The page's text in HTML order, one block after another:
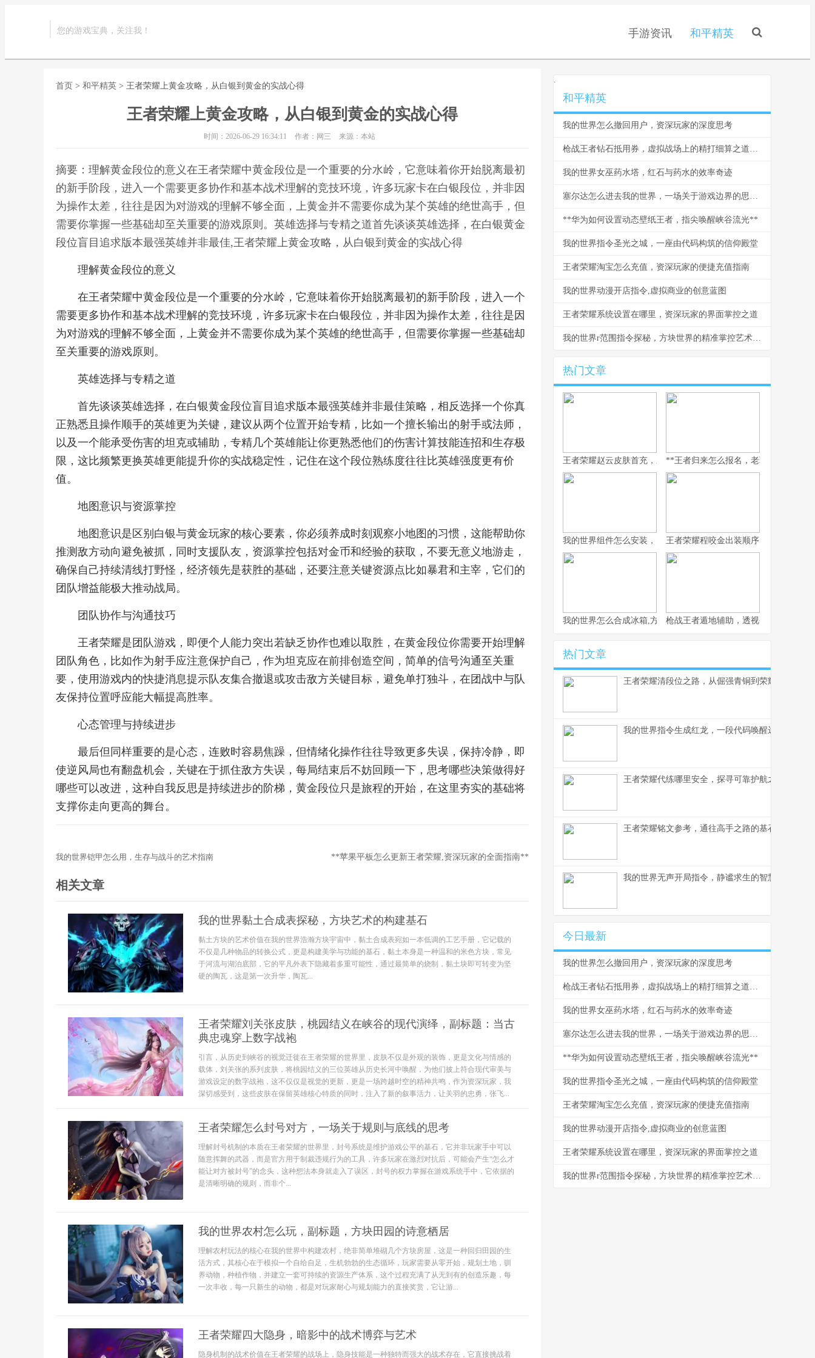
您的游戏宝典，关注我！ 手游资讯 和平精英
首页 > 和平精英 > 王者荣耀上黄金攻略，从白银到黄金的实战心得
王者荣耀上黄金攻略，从白银到黄金的实战心得
时间：2026-06-29 16:34:11 作者：网三 来源：本站
摘要：理解黄金段位的意义在王者荣耀中黄金段位是一个重要的分水岭，它意味着你开始脱离最初
的新手阶段，进入一个需要更多协作和基本战术理解的竞技环境，许多玩家卡在白银段位，并非因
为操作太差，往往是因为对游戏的理解不够全面，上黄金并不需要你成为某个英雄的绝世高手，但
需要你掌握一些基础却至关重要的游戏原则。英雄选择与专精之道首先谈谈英雄选择，在白银黄金
段位盲目追求版本最强英雄并非最佳,王者荣耀上黄金攻略，从白银到黄金的实战心得
理解黄金段位的意义
在王者荣耀中黄金段位是一个重要的分水岭，它意味着你开始脱离最初的新手阶段，进入一个
需要更多协作和基本战术理解的竞技环境，许多玩家卡在白银段位，并非因为操作太差，往往是因
为对游戏的理解不够全面，上黄金并不需要你成为某个英雄的绝世高手，但需要你掌握一些基础却
至关重要的游戏原则。
英雄选择与专精之道
首先谈谈英雄选择，在白银黄金段位盲目追求版本最强英雄并非最佳策略，相反选择一个你真
正熟悉且操作顺手的英雄更为关键，建议从两个位置开始专精，比如一个擅长输出的射手或法师，
以及一个能承受伤害的坦克或辅助，专精几个英雄能让你更熟悉他们的伤害计算技能连招和生存极
限，这比频繁更换英雄更能提升你的实战稳定性，记住在这个段位熟练度往往比英雄强度更有价
值。
地图意识与资源掌控
地图意识是区别白银与黄金玩家的核心要素，你必须养成时刻观察小地图的习惯，这能帮助你
推测敌方动向避免被抓，同时支援队友，资源掌控包括对金币和经验的获取，不要无意义地游走，
确保自己持续清线打野怪，经济领先是获胜的基础，还要注意关键资源点比如暴君和主宰，它们的
团队增益能极大推动战局。
团队协作与沟通技巧
王者荣耀是团队游戏，即便个人能力突出若缺乏协作也难以取胜，在黄金段位你需要开始理解
团队角色，比如作为射手应注意保护自己，作为坦克应在前排创造空间，简单的信号沟通至关重
要，使用游戏内的快捷消息提示队友集合撤退或攻击敌方关键目标，避免单打独斗，在团战中与队
友保持位置呼应能大幅提高胜率。
心态管理与持续进步
最后但同样重要的是心态，连败时容易焦躁，但情绪化操作往往导致更多失误，保持冷静，即
使逆风局也有翻盘机会，关键在于抓住敌方失误，每局结束后不妨回顾一下，思考哪些决策做得好
哪些可以改进，这种自我反思是持续进步的阶梯，黄金段位只是旅程的开始，在这里夯实的基础将
支撑你走向更高的舞台。
我的世界铠甲怎么用，生存与战斗的艺术指南 **苹果平板怎么更新王者荣耀,资深玩家的全面指南**
相关文章
我的世界黏土合成表探秘，方块艺术的构建基石
黏土方块的艺术价值在我的世界浩瀚方块宇宙中，黏土合成表宛如一本低调的工艺手册，它记载的
不仅是几种物品的转换公式，更是构建美学与功能的基石，黏土本身是一种温和的米色方块，常见
于河流与湖泊底部，它的平凡外表下隐藏着多重可能性，通过最简单的烧制，黏土块即可转变为坚
硬的陶瓦，这是第一次升华，陶瓦...
王者荣耀刘关张皮肤，桃园结义在峡谷的现代演绎，副标题：当古
典忠魂穿上数字战袍
引言，从历史到峡谷的视觉迁徙在王者荣耀的世界里，皮肤不仅是外观的装饰，更是文化与情感的
载体，刘关张的系列皮肤，将桃园结义的三位英雄从历史长河中唤醒，为他们披上符合现代审美与
游戏设定的数字战袍，这不仅仅是视觉的更新，更是一场跨越时空的精神共鸣，作为资深玩家，我
深切感受到，这些皮肤在保留英雄核心特质的同时，注入了新的叙事活力，让关羽的忠勇，张飞...
王者荣耀怎么封号对方，一场关于规则与底线的思考
理解封号机制的本质在王者荣耀的世界里，封号系统是维护游戏公平的基石，它并非玩家手中可以
随意挥舞的武器，而是官方用于制裁违规行为的工具，许多玩家在激烈对抗后，可能会产生“怎么才
能让对方被封号”的念头，这种想法本身就走入了误区，封号的权力掌握在游戏系统手中，它依据的
是清晰明确的规则，而非个...
我的世界农村怎么玩，副标题，方块田园的诗意栖居
理解农村玩法的核心在我的世界中构建农村，绝非简单堆砌几个方块房屋，这是一种回归田园的生
活方式，其核心在于模拟一个自给自足，生机勃勃的生态循环，玩家需要从零开始，规划土地，驯
养动物，种植作物，并建立一套可持续的资源生产体系，这个过程充满了从无到有的创造乐趣，每
一次丰收，每一只新生的动物，都是对玩家耐心与规划能力的直接奖赏，它让游...
王者荣耀四大隐身，暗影中的战术博弈与艺术
隐身机制的战术价值在王者荣耀的战场上，隐身技能是一种独特而强大的战术存在，它直接挑战着
.
和平精英
我的世界怎么撤回用户，资深玩家的深度思考
枪战王者钻石抵用券，虚拟战场上的精打细算之道，副标题，一张抵用券背后的战术与经济学
我的世界女巫药水塔，红石与药水的效率奇迹
塞尔达怎么进去我的世界，一场关于游戏边界的思想漫游
**华为如何设置动态壁纸王者，指尖唤醒峡谷流光**
我的世界指令圣光之城，一座由代码构筑的信仰殿堂
王者荣耀淘宝怎么充值，资深玩家的便捷充值指南
我的世界动漫开店指令,虚拟商业的创意蓝图
王者荣耀系统设置在哪里，资深玩家的界面掌控之道
我的世界r范围指令探秘，方块世界的精准掌控艺术，副标题，半径与规则的魔法
热门文章
王者荣耀赵云皮肤首充，新玩家入门的华丽序章
**王者归来怎么报名，老玩家重返荣
我的世界组件怎么安装，资深玩家安装指南王者荣耀程咬金出装顺序，副标题为坦
我的世界怎么合成冰箱,方块世界的冷藏艺术枪战王者遁地辅助，透视公平竞技的阴
热门文章
王者荣耀清段位之路，从倔强青铜到荣耀王者的心
我的世界指令生成红龙，一段代码唤醒远古神话
王者荣耀代练哪里安全，探寻可靠护航之路
王者荣耀铭文参考，通往高手之路的基石
我的世界无声开局指令，静谧求生的智慧与挑战
今日最新
我的世界怎么撤回用户，资深玩家的深度思考
枪战王者钻石抵用券，虚拟战场上的精打细算之道，副标题，一张抵用券背后的战术与经济学
我的世界女巫药水塔，红石与药水的效率奇迹
塞尔达怎么进去我的世界，一场关于游戏边界的思想漫游
**华为如何设置动态壁纸王者，指尖唤醒峡谷流光**
我的世界指令圣光之城，一座由代码构筑的信仰殿堂
王者荣耀淘宝怎么充值，资深玩家的便捷充值指南
我的世界动漫开店指令,虚拟商业的创意蓝图
王者荣耀系统设置在哪里，资深玩家的界面掌控之道
我的世界r范围指令探秘，方块世界的精准掌控艺术，副标题，半径与规则的魔法